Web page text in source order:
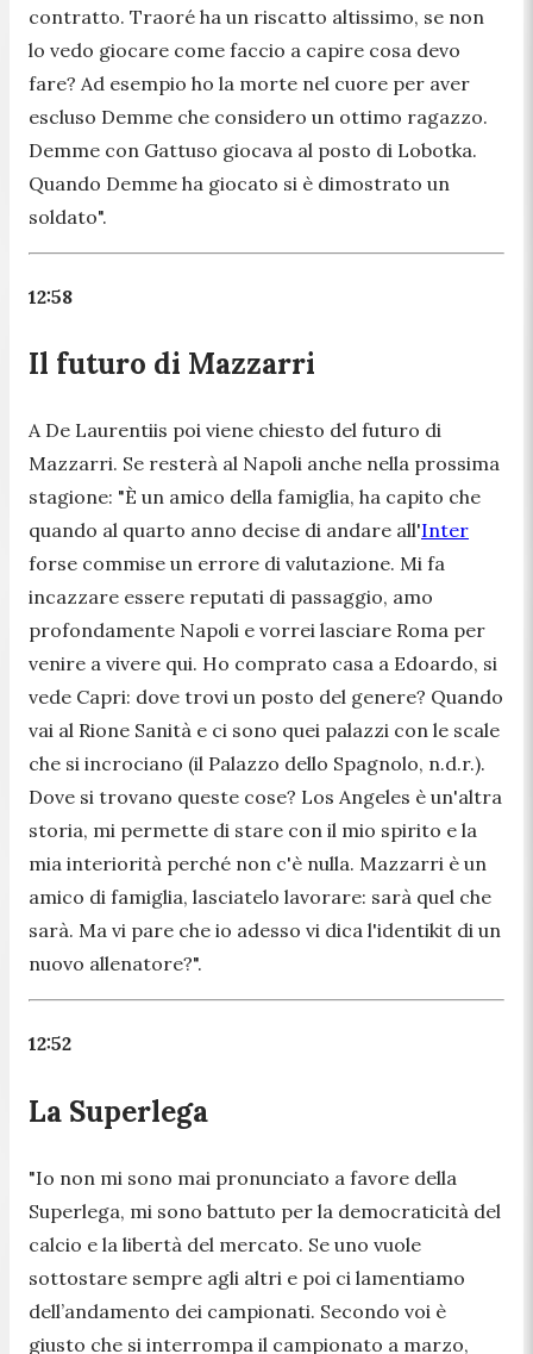
contratto. Traoré ha un riscatto altissimo, se non
lo vedo giocare come faccio a capire cosa devo
fare? Ad esempio ho la morte nel cuore per aver
escluso Demme che considero un ottimo ragazzo.
Demme con Gattuso giocava al posto di Lobotka.
Quando Demme ha giocato si è dimostrato un
soldato".
12:58
Il futuro di Mazzarri
A De Laurentiis poi viene chiesto del futuro di
Mazzarri. Se resterà al Napoli anche nella prossima
stagione: "È un amico della famiglia, ha capito che
quando al quarto anno decise di andare all'Inter
forse commise un errore di valutazione. Mi fa
incazzare essere reputati di passaggio, amo
profondamente Napoli e vorrei lasciare Roma per
venire a vivere qui. Ho comprato casa a Edoardo, si
vede Capri: dove trovi un posto del genere? Quando
vai al Rione Sanità e ci sono quei palazzi con le scale
che si incrociano (il Palazzo dello Spagnolo, n.d.r.).
Dove si trovano queste cose? Los Angeles è un'altra
storia, mi permette di stare con il mio spirito e la
mia interiorità perché non c'è nulla. Mazzarri è un
amico di famiglia, lasciatelo lavorare: sarà quel che
sarà. Ma vi pare che io adesso vi dica l'identikit di un
nuovo allenatore?".
12:52
La Superlega
"Io non mi sono mai pronunciato a favore della
Superlega, mi sono battuto per la democraticità del
calcio e la libertà del mercato. Se uno vuole
sottostare sempre agli altri e poi ci lamentiamo
dell’andamento dei campionati. Secondo voi è
giusto che si interrompa il campionato a marzo,